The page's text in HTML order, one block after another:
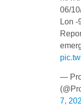
06/
Lon -
—
7,